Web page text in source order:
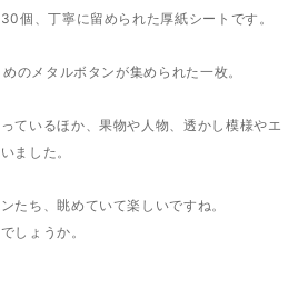
個、丁寧に留められた厚紙シートです。
のメタルボタンが集められた一枚。
ているほか、果物や人物、透かし模様やエ
ました。
たち、眺めていて楽しいですね。
しょうか。